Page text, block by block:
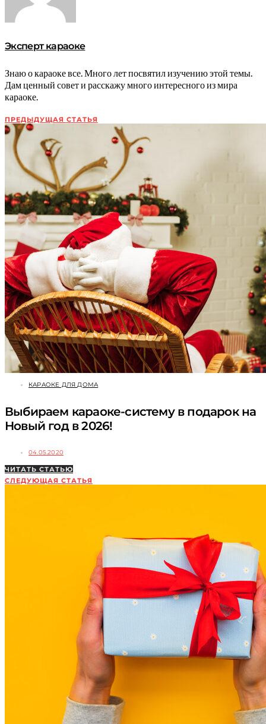
Эксперт караоке
Знаю о караоке все. Много лет посвятил изучению этой темы.
Дам ценный совет и расскажу много интересного из мира
караоке.
ПРЕДЫДУЩАЯ СТАТЬЯ
КАРАОКЕ ДЛЯ ДОМА
Выбираем караоке-систему в подарок на
Новый год в 2026!
04.05.2020
ЧИТАТЬ СТАТЬЮ
СЛЕДУЮЩАЯ СТАТЬЯ